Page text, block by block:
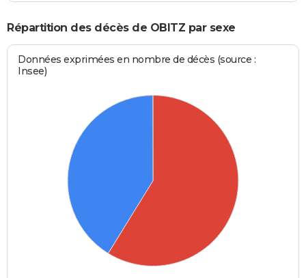
Répartition des décès de OBITZ par sexe
Données exprimées en nombre de décès (source :
Insee)